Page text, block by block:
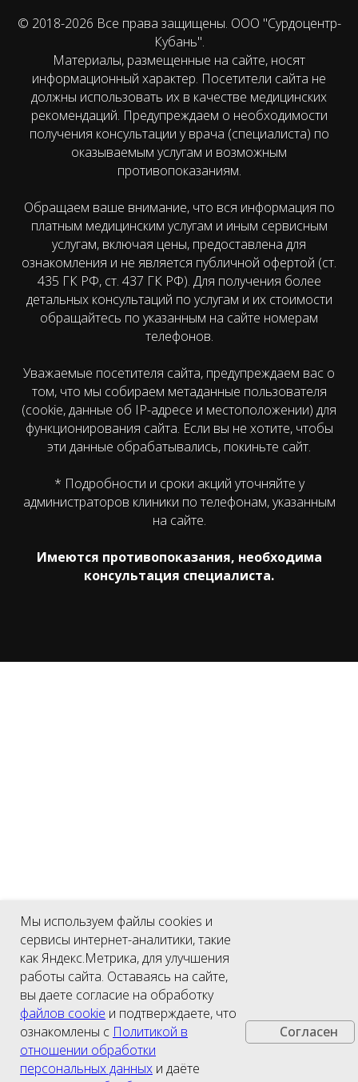
© 2018-2026 Все права защищены. ООО "Сурдоцентр-
Кубань".
Материалы, размещенные на сайте, носят
информационный характер. Посетители сайта не
должны использовать их в качестве медицинских
рекомендаций. Предупреждаем о необходимости
получения консультации у врача (специалиста) по
оказываемым услугам и возможным
противопоказаниям.
Обращаем ваше внимание, что вся информация по
платным медицинским услугам и иным сервисным
услугам, включая цены, предоставлена для
ознакомления и не является публичной офертой (ст.
435 ГК РФ, cт. 437 ГК РФ). Для получения более
детальных консультаций по услугам и их стоимости
обращайтесь по указанным на сайте номерам
телефонов.
Уважаемые посетителя сайта, предупреждаем вас о
том, что мы собираем метаданные пользователя
(cookie, данные об IP-адресе и местоположении) для
функционирования сайта. Если вы не хотите, чтобы
эти данные обрабатывались, покиньте сайт.
* Подробности и сроки акций уточняйте у
администраторов клиники по телефонам, указанным
на сайте.
Имеются противопоказания, необходима
консультация специалиста.
Мы используем файлы cookies и
сервисы интернет-аналитики, такие
как Яндекс.Метрика, для улучшения
работы сайта. Оставаясь на сайте,
вы даете согласие на обработку
файлов cookie и подтверждаете, что
ознакомлены с Политикой в
отношении обработки
персональных данных и даёте
Согласен